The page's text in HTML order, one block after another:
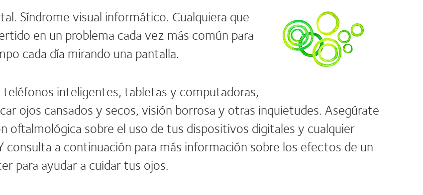
Síndrome visual informático. Cualquiera que
en un problema cada vez más común para
cada día mirando una pantalla.
inteligentes, tabletas y computadoras,
ojos cansados y secos, visión borrosa y otras inquietudes. Asegúrate
oftalmológica sobre el uso de tus dispositivos digitales y cualquier
consulta a continuación para más información sobre los efectos de un
para ayudar a cuidar tus ojos.